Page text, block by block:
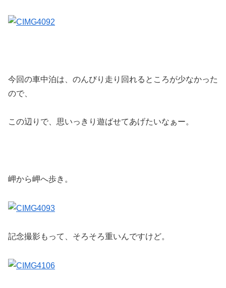
今回の車中泊は、のんびり走り回れるところが少なかった
ので、
この辺りで、思いっきり遊ばせてあげたいなぁー。
岬から岬へ歩き。
記念撮影もって、そろそろ重いんですけど。